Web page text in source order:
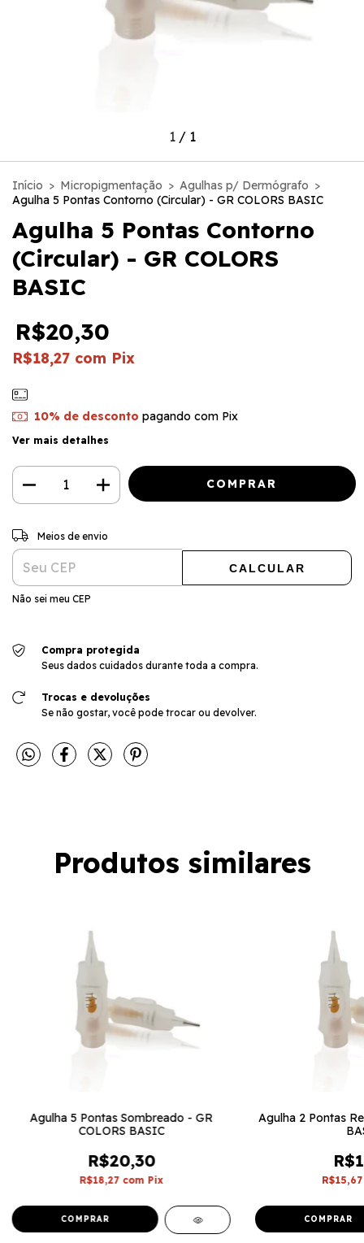
1/ 1
Início > Micropigmentação > Agulhas p/ Dermógrafo >
Agulha 5 Pontas Contorno (Circular) - GR COLORS BASIC
Agulha 5 Pontas Contorno
(Circular) - GR COLORS
BASIC
R$20,30
R$18,27 com Pix
10% de desconto pagando com Pix
Ver mais detalhes
Entregas para o CEP:
Meios de envio
CALCULAR
Não sei meu CEP
Compra protegida
Seus dados cuidados durante toda a compra.
Trocas e devoluções
Se não gostar, você pode trocar ou devolver.
Produtos similares
Agulha 5 Pontas Sombreado - GR
COLORS BASIC
R$20,30
R$18,27 com Pix
Agulha 2 Pontas